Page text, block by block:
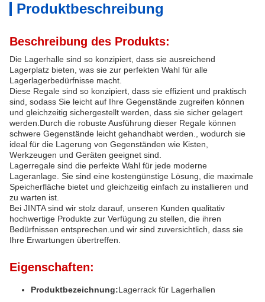
Produktbeschreibung
Beschreibung des Produkts:
Die Lagerhalle sind so konzipiert, dass sie ausreichend
Lagerplatz bieten, was sie zur perfekten Wahl für alle
Lagerlagerbedürfnisse macht.
Diese Regale sind so konzipiert, dass sie effizient und praktisch
sind, sodass Sie leicht auf Ihre Gegenstände zugreifen können
und gleichzeitig sichergestellt werden, dass sie sicher gelagert
werden.Durch die robuste Ausführung dieser Regale können
schwere Gegenstände leicht gehandhabt werden., wodurch sie
ideal für die Lagerung von Gegenständen wie Kisten,
Werkzeugen und Geräten geeignet sind.
Lagerregale sind die perfekte Wahl für jede moderne
Lageranlage. Sie sind eine kostengünstige Lösung, die maximale
Speicherfläche bietet und gleichzeitig einfach zu installieren und
zu warten ist.
Bei JINTA sind wir stolz darauf, unseren Kunden qualitativ
hochwertige Produkte zur Verfügung zu stellen, die ihren
Bedürfnissen entsprechen.und wir sind zuversichtlich, dass sie
Ihre Erwartungen übertreffen.
Eigenschaften:
Produktbezeichnung:Lagerrack für Lagerhallen